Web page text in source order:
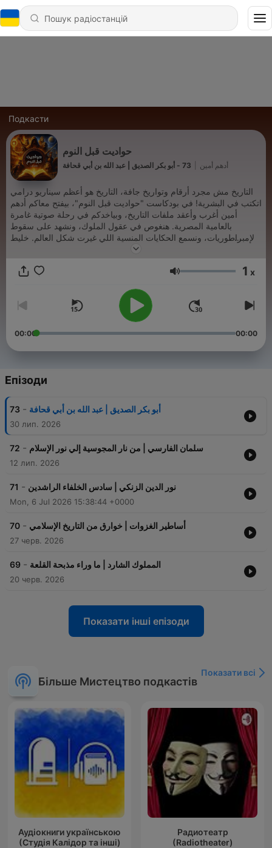
Подкасти
حواديت قبل النوم
أدهم أمين 73 - أبو بكر الصديق | عبد الله بن أبي قحافة
التاريخ مش مجرد أرقام وتواريخ جافة، التاريخ هو أعظم سيناريو درامي
اتكتب في البشرية! في بودكاست "حواديت قبل النوم"، بيفتح معاكم أدهم
أمين أغرب وأعقد ملفات التاريخ، وبياخدكم في رحلة صوتية غامرة
بالعامية المصرية. هنغوص في عقول الملوك، ونشهد على سقوط
الإمبراطوريات، ونسمع الحكايات المنسية اللي غيرت شكل العالم. خليط
بين التحليل النفسي، الدراما التاريخية، والقصة الممتعة. جهز قهوتك أو
Гучність 1 x
00:00 00:00
Епізоди
73 - أبو بكر الصديق | عبد الله بن أبي قحافة
30 лип. 2026
72 - سلمان الفارسي | من نار المجوسية إلي نور الإسلام
12 лип. 2026
71 - نور الدين الزنكي | سادس الخلفاء الراشدين
Mon, 6 Jul 2026 15:38:44 +0000
70 - أساطير الغزوات | خوارق من التاريخ الإسلامي
27 черв. 2026
69 - المملوك الشارد | ما وراء مذبحة القلعة
20 черв. 2026
Показати інші епізоди
Більше Мистецтво подкастів
Показати всі
Аудіокниги українською
(Студія Калідор та інші)
Радиотеатр
(Radiotheater)